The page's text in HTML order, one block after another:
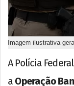
Imagem ilustrativa
A Polícia
a Operação